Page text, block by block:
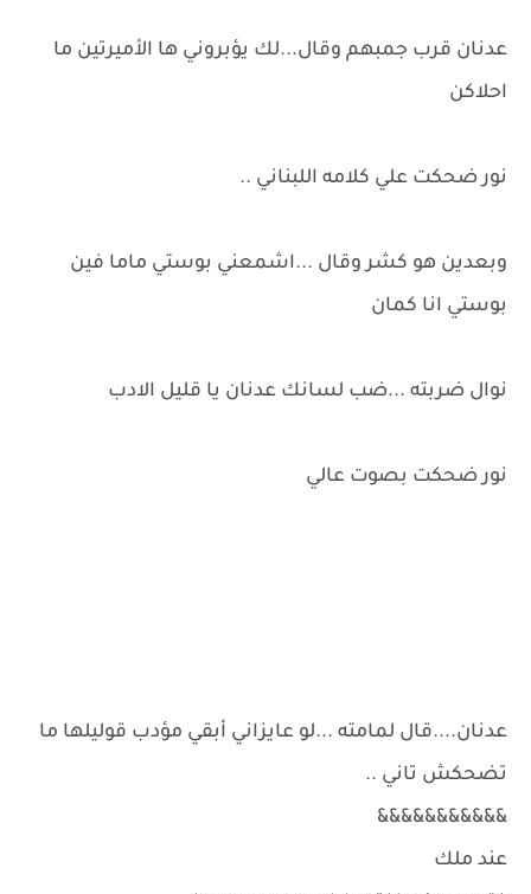
عدنان قرب جمبهم وقال...لك يؤبروني ها الأميرتين ما
احلاكن
نور ضحكت علي كلامه اللبناني ..
وبعدين هو كشر وقال ...اشمعني بوستي ماما فين
بوستي انا كمان
نوال ضربته ...ضب لسانك عدنان يا قليل الادب
نور ضحكت بصوت عالي
عدنان....قال لمامته ...لو عايزاني أبقي مؤدب قوليلها ما
تضحكش تاني ..
&&&&&&&&&&&
عند ملك